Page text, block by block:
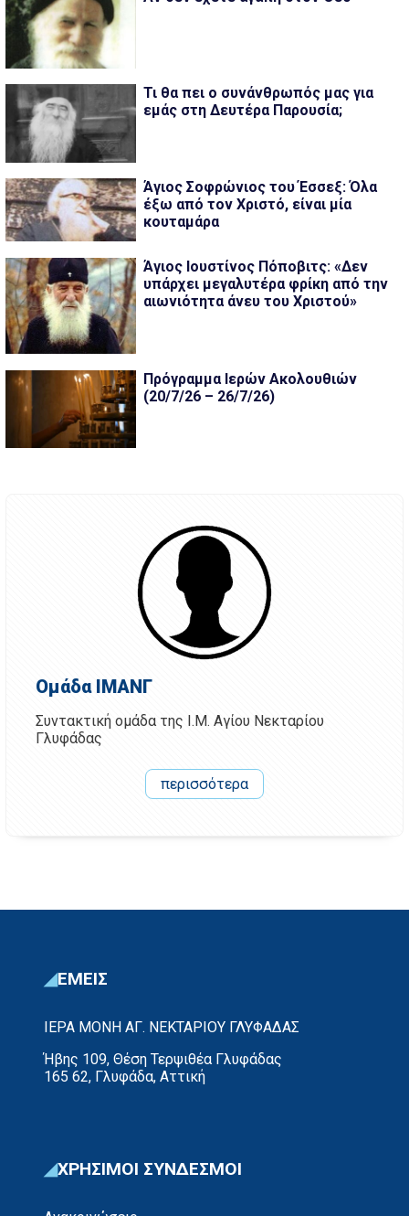
Τι θα πει ο συνάνθρωπός μας για
εμάς στη Δευτέρα Παρουσία;
Άγιος Σοφρώνιος του Έσσεξ: Όλα
έξω από τον Χριστό, είναι μία
κουταμάρα
Άγιος Ιουστίνος Πόποβιτς: «Δεν
υπάρχει μεγαλυτέρα φρίκη από την
αιωνιότητα άνευ του Χριστού»
Πρόγραμμα Ιερών Ακολουθιών
(20/7/26 – 26/7/26)
Ομάδα ΙΜΑΝΓ
Συντακτική ομάδα της Ι.Μ. Αγίου Νεκταρίου
Γλυφάδας
περισσότερα
ΕΜΕΙΣ
ΙΕΡΑ ΜΟΝΗ ΑΓ. ΝΕΚΤΑΡΙΟΥ ΓΛΥΦΑΔΑΣ
Ήβης 109, Θέση Τερψιθέα Γλυφάδας
165 62, Γλυφάδα, Αττική
ΧΡΗΣΙΜΟΙ ΣΥΝΔΕΣΜΟΙ